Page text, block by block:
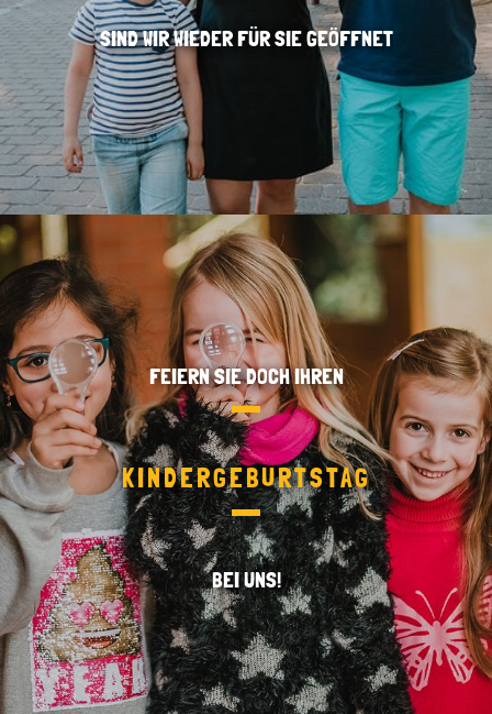
SIND WIR WIEDER FÜR SIE GEÖFFNET
FEIERN SIE DOCH IHREN
KINDERGEBURTSTAG
BEI UNS!